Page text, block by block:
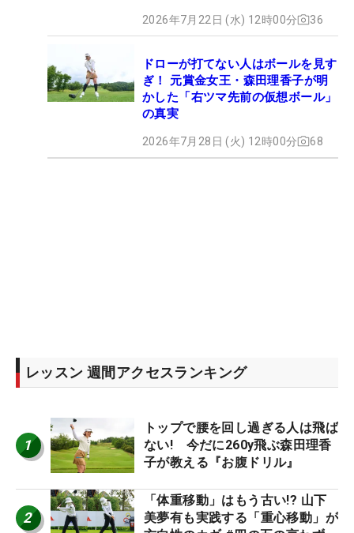
2026年7月22日 (水) 12時00分 36
ドローが打てない人はボールを見す
ぎ！ 元賞金女王・森田理香子が明
かした「右ツマ先前の仮想ボール」
の真実
2026年7月28日 (火) 12時00分 68
レッスン 週間アクセスランキング
1
トップで腰を回し過ぎる人は飛ば
ない! 今だに260y飛ぶ森田理香
子が教える『お腹ドリル』
2
「体重移動」はもう古い!? 山下
美夢有も実践する「重心移動」が